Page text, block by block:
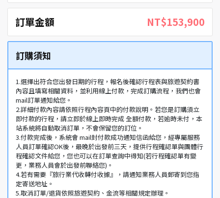
訂單金額 NT$153,900
訂購須知
1.選擇出符合您出發日期的行程，報名後確認行程表與旅遊契約書
內容且填寫相關資料，並利用線上付款，完成訂購流程，我們也會
mail訂單通知給您。
2.詳細付款內容請依照行程內容頁中的付款說明。若您是訂購須立
即付款的行程，請立即於線上即時完成 全額付款，若逾時未付，本
站系統將自動取消訂單，不會保留您的訂位。
3.付款完成後，系統會 mail封付款成功通知信函給您，經專屬服務
人員訂單確認OK後，最晚於出發前三天，提供行程確認單與團體行
程確認文件給您，您也可以在訂單查詢中得知(若行程確認單有變
更，業務人員會於出發前聯絡您)。
4.若有需要『旅行業代收轉付收據』，請通知業務人員郵寄到您指
定寄送地址。
5.取消訂單/退貨依照旅遊契約、金流等相關規定辦理。